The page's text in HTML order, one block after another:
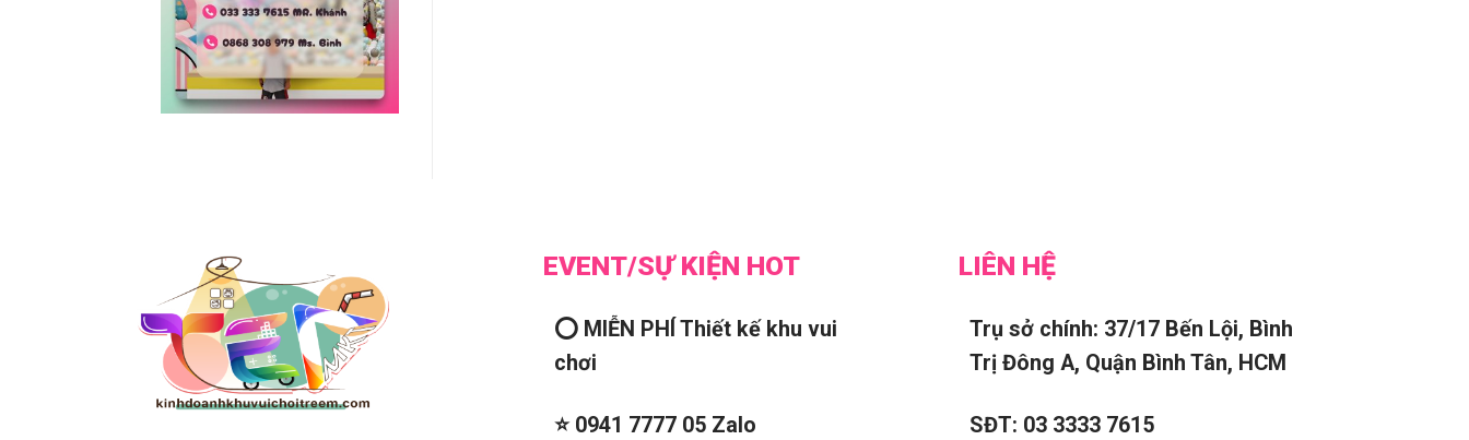
EVENT/SỰ KIỆN HOT
⭕ MIỄN PHÍ Thiết kế khu vui
chơi
⭐ 0941 7777 05 Zalo
LIÊN HỆ
Trụ sở chính: 37/17 Bến Lội, Bình
Trị Đông A, Quận Bình Tân, HCM
SĐT: 03 3333 7615